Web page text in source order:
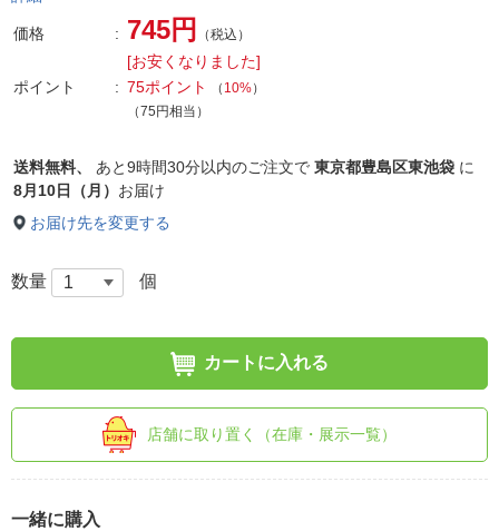
価格 745円 （税込）
[お安くなりました]
ポイント
75ポイント （ 10%）
（75円相当）
送料無料、 あと9時間30分以内のご注文で 東京都豊島区東池袋 に
8月10日（月） お届け
お届け先を変更する
数量 個
カートに入れる
店舗に取り置く（在庫・展示一覧）
一緒に購入